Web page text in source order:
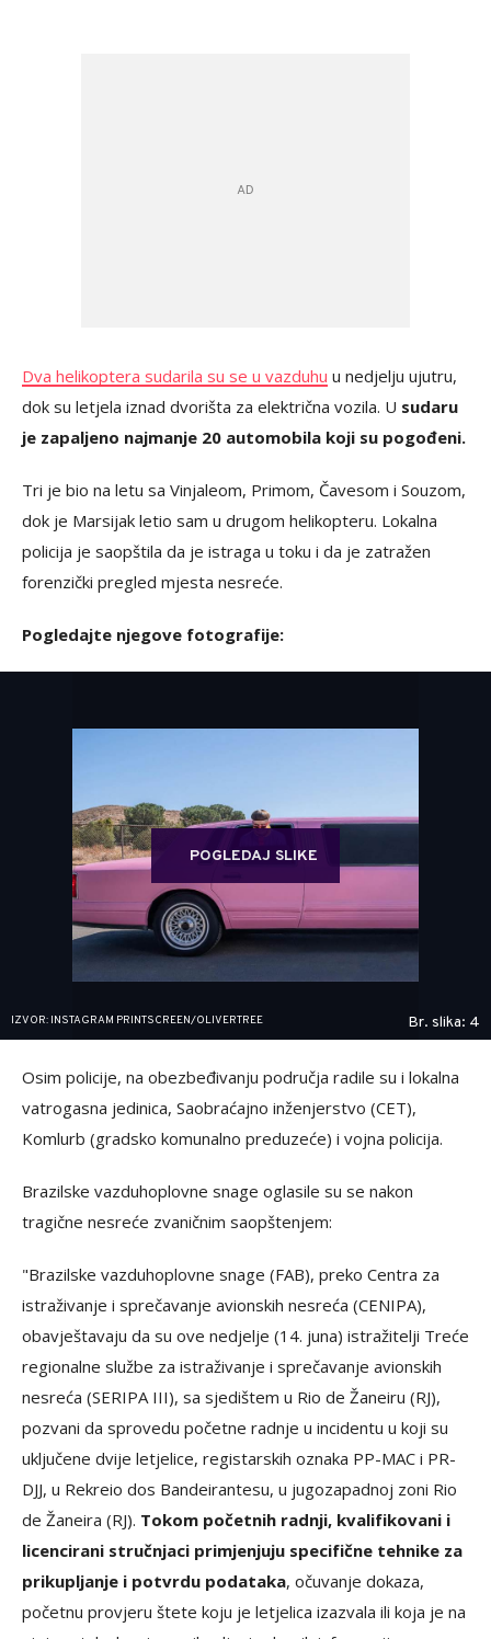
Dva helikoptera sudarila su se u vazduhu u nedjelju ujutru,
dok su letjela iznad dvorišta za električna vozila. U sudaru
je zapaljeno najmanje 20 automobila koji su pogođeni.
Tri je bio na letu sa Vinjaleom, Primom, Čavesom i Souzom,
dok je Marsijak letio sam u drugom helikopteru. Lokalna
policija je saopštila da je istraga u toku i da je zatražen
forenzički pregled mjesta nesreće.
Pogledajte njegove fotografije:
POGLEDAJ SLIKE
IZVOR: INSTAGRAM PRINTSCREEN/OLIVERTREE Br. slika: 4
Osim policije, na obezbeđivanju područja radile su i lokalna
vatrogasna jedinica, Saobraćajno inženjerstvo (CET),
Komlurb (gradsko komunalno preduzeće) i vojna policija.
Brazilske vazduhoplovne snage oglasile su se nakon
tragične nesreće zvaničnim saopštenjem:
"Brazilske vazduhoplovne snage (FAB), preko Centra za
istraživanje i sprečavanje avionskih nesreća (CENIPA),
obavještavaju da su ove nedjelje (14. juna) istražitelji Treće
regionalne službe za istraživanje i sprečavanje avionskih
nesreća (SERIPA III), sa sjedištem u Rio de Žaneiru (RJ),
pozvani da sprovedu početne radnje u incidentu u koji su
uključene dvije letjelice, registarskih oznaka PP-MAC i PR-
DJJ, u Rekreio dos Bandeirantesu, u jugozapadnoj zoni Rio
de Žaneira (RJ). Tokom početnih radnji, kvalifikovani i
licencirani stručnjaci primjenjuju specifične tehnike za
prikupljanje i potvrdu podataka, očuvanje dokaza,
početnu provjeru štete koju je letjelica izazvala ili koja je na